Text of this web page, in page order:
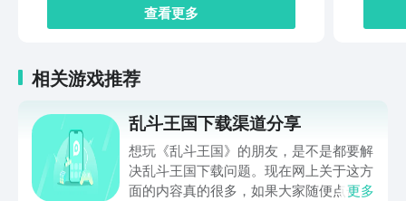
查看更多
相关游戏推荐
乱斗王国下载渠道分享
想玩《乱斗王国》的朋友，是不是都要解
决乱斗王国下载问题。现在网上关于这方
面的内容真的很多，如果大家随便点击陌
更多